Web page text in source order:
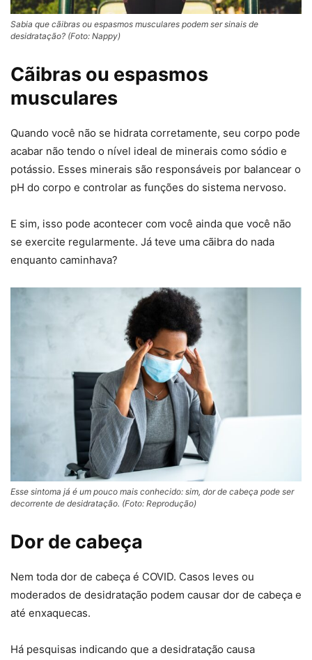
Sabia que cãibras ou espasmos musculares podem ser sinais de
desidratação? (Foto: Nappy)
Cãibras ou espasmos
musculares
Quando você não se hidrata corretamente, seu corpo pode
acabar não tendo o nível ideal de minerais como sódio e
potássio. Esses minerais são responsáveis por balancear o
pH do corpo e controlar as funções do sistema nervoso.
E sim, isso pode acontecer com você ainda que você não
se exercite regularmente. Já teve uma cãibra do nada
enquanto caminhava?
Esse sintoma já é um pouco mais conhecido: sim, dor de cabeça pode ser
decorrente de desidratação. (Foto: Reprodução)
Dor de cabeça
Nem toda dor de cabeça é COVID. Casos leves ou
moderados de desidratação podem causar dor de cabeça e
até enxaquecas.
Há pesquisas indicando que a desidratação causa